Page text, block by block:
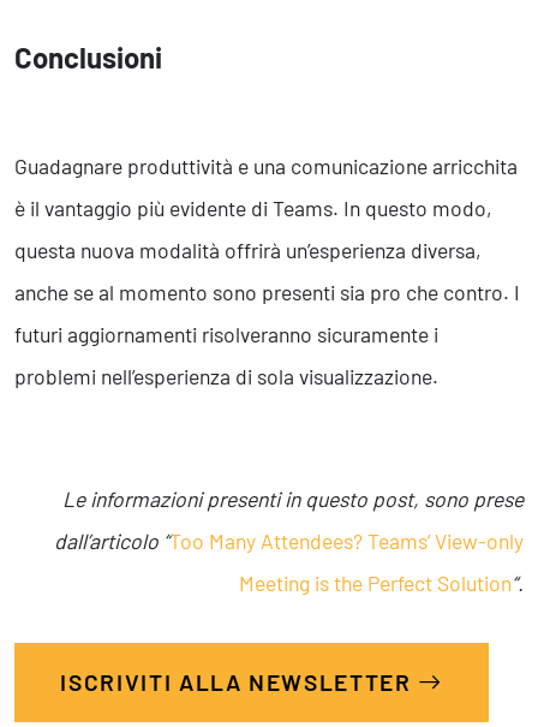
Conclusioni
Guadagnare produttività e una comunicazione arricchita
è il vantaggio più evidente di Teams. In questo modo,
questa nuova modalità offrirà un’esperienza diversa,
anche se al momento sono presenti sia pro che contro. I
futuri aggiornamenti risolveranno sicuramente i
problemi nell’esperienza di sola visualizzazione.
Le informazioni presenti in questo post, sono prese
dall’articolo “Too Many Attendees? Teams’ View-only
Meeting is the Perfect Solution“.
ISCRIVITI ALLA NEWSLETTER